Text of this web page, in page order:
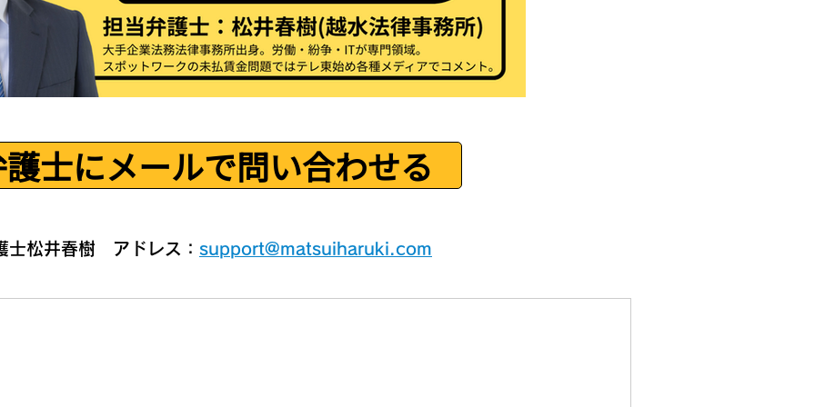
士にメールで問い合わせる
士松井春樹 アドレス： support@matsuiharuki.com